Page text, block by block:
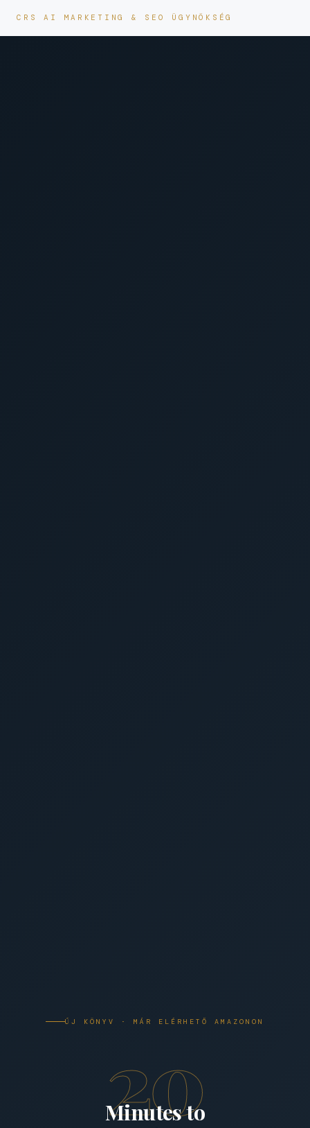
CRS AI MARKETING & SEO ÜGYNÖKSÉG
ÚJ KÖNYV · MÁR ELÉRHETŐ AMAZONON
20
Minutes to